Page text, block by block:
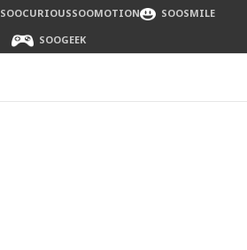
SOOCURIOUSSOOMOTION
SOOSMILE
SOOGEEK